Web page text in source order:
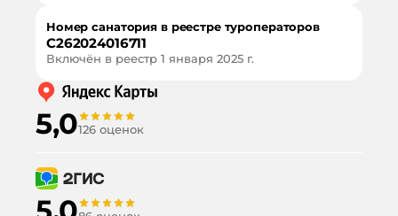
Номер санатория в реестре туроператоров
С262024016711
Включён в реестр 1 января 2025 г.
5,0126 оценок